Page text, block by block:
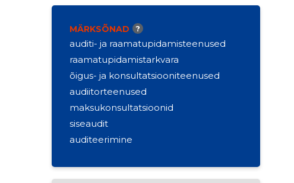
MÄRKSÕNAD ?
auditi- ja raamatupidamisteenused
raamatupidamistarkvara
õigus- ja konsultatsiooniteenused
audiitorteenused
maksukonsultatsioonid
siseaudit
auditeerimine